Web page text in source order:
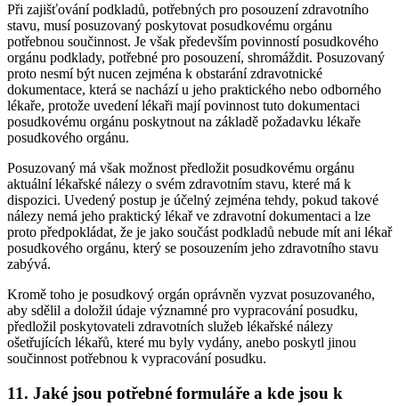
Při zajišťování podkladů, potřebných pro posouzení zdravotního
stavu, musí posuzovaný poskytovat posudkovému orgánu
potřebnou součinnost. Je však především povinností posudkového
orgánu podklady, potřebné pro posouzení, shromáždit. Posuzovaný
proto nesmí být nucen zejména k obstarání zdravotnické
dokumentace, která se nachází u jeho praktického nebo odborného
lékaře, protože uvedení lékaři mají povinnost tuto dokumentaci
posudkovému orgánu poskytnout na základě požadavku lékaře
posudkového orgánu.
Posuzovaný má však možnost předložit posudkovému orgánu
aktuální lékařské nálezy o svém zdravotním stavu, které má k
dispozici. Uvedený postup je účelný zejména tehdy, pokud takové
nálezy nemá jeho praktický lékař ve zdravotní dokumentaci a lze
proto předpokládat, že je jako součást podkladů nebude mít ani lékař
posudkového orgánu, který se posouzením jeho zdravotního stavu
zabývá.
Kromě toho je posudkový orgán oprávněn vyzvat posuzovaného,
aby sdělil a doložil údaje významné pro vypracování posudku,
předložil poskytovateli zdravotních služeb lékařské nálezy
ošetřujících lékařů, které mu byly vydány, anebo poskytl jinou
součinnost potřebnou k vypracování posudku.
11. Jaké jsou potřebné formuláře a kde jsou k